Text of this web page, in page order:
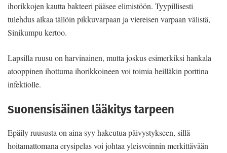
ihorikkojen kautta bakteeri pääsee elimistöön. Tyypillisesti
tulehdus alkaa tällöin pikkuvarpaan ja viereisen varpaan välistä,
Sinikumpu kertoo.
Lapsilla ruusu on harvinainen, mutta joskus esimerkiksi hankala
atooppinen ihottuma ihorikkoineen voi toimia heilläkin porttina
infektiolle.
Suonensisäinen lääkitys tarpeen
Epäily ruususta on aina syy hakeutua päivystykseen, sillä
hoitamattomana erysipelas voi johtaa yleisvoinnin merkittävään